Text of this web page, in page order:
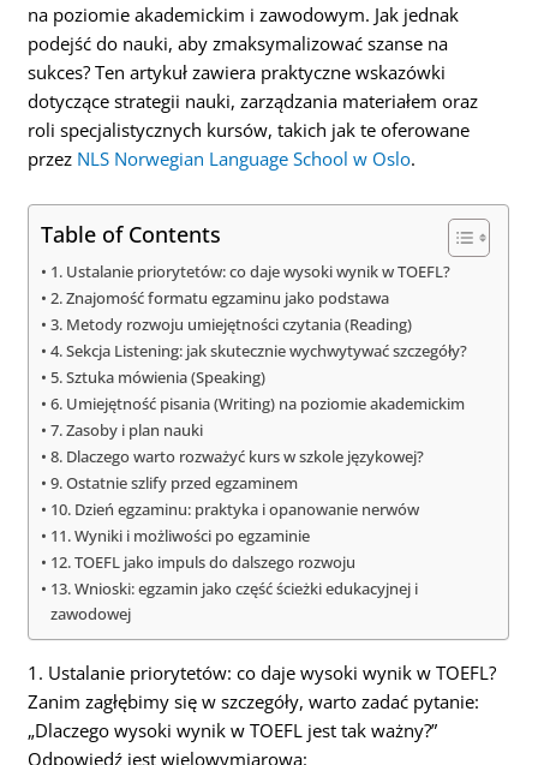
na poziomie akademickim i zawodowym. Jak jednak
podejść do nauki, aby zmaksymalizować szanse na
sukces? Ten artykuł zawiera praktyczne wskazówki
dotyczące strategii nauki, zarządzania materiałem oraz
roli specjalistycznych kursów, takich jak te oferowane
przez NLS Norwegian Language School w Oslo.
Table of Contents
1. Ustalanie priorytetów: co daje wysoki wynik w TOEFL?
2. Znajomość formatu egzaminu jako podstawa
3. Metody rozwoju umiejętności czytania (Reading)
4. Sekcja Listening: jak skutecznie wychwytywać szczegóły?
5. Sztuka mówienia (Speaking)
6. Umiejętność pisania (Writing) na poziomie akademickim
7. Zasoby i plan nauki
8. Dlaczego warto rozważyć kurs w szkole językowej?
9. Ostatnie szlify przed egzaminem
10. Dzień egzaminu: praktyka i opanowanie nerwów
11. Wyniki i możliwości po egzaminie
12. TOEFL jako impuls do dalszego rozwoju
13. Wnioski: egzamin jako część ścieżki edukacyjnej i
zawodowej
1. Ustalanie priorytetów: co daje wysoki wynik w TOEFL?
Zanim zagłębimy się w szczegóły, warto zadać pytanie:
„Dlaczego wysoki wynik w TOEFL jest tak ważny?”
Odpowiedź jest wielowymiarowa: